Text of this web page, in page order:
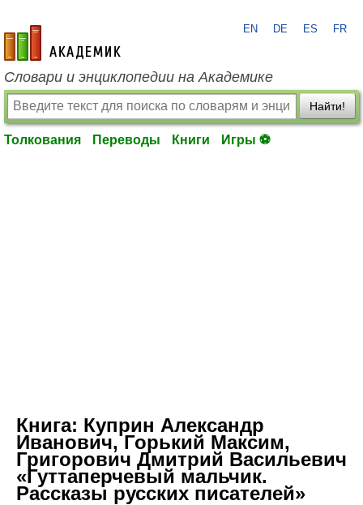
academic.ru
EN DE ES FR
Словари и энциклопедии на Академике
Найти!
Толкования Переводы Книги Игры ⚽
Книга: Куприн Александр
Иванович, Горький Максим,
Григорович Дмитрий Васильевич
«Гуттаперчевый мальчик.
Рассказы русских писателей»